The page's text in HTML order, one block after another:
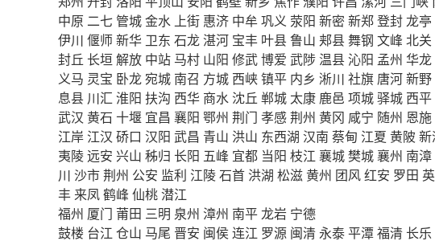
中原 二七 管城金水 上街 惠济 中牟巩义 荥阳 新密 新郑登封龙亭
伊川 偃师新华 卫东 石龙湛河 宝丰 叶县鲁山 郏县舞钢 文峰 北关
封丘 长垣解放 中站 马村 山阳 修武博爱 武陟 温县沁阳 孟州 华龙
义马 灵宝 卧龙宛城 南召 方城 西峡镇平 内乡 淅川 社旗 唐河新野
息县 川汇 淮阳 扶沟 西华 商水 沈丘 郸城 太康 鹿邑 项城驿城 西平
武汉 黄石 十堰 宜昌 襄阳 鄂州 荆门 孝感荆州 黄冈 咸宁 随州 恩施
江岸 江汉 硚口 汉阳 武昌 青山 洪山 东西湖 汉南 蔡甸 江夏 黄陂 新
夷陵远安 兴山 秭归 长阳 五峰 宜都 当阳 枝江 襄城樊城襄州 南漳
川 沙市荆州 公安 监利 江陵石首 洪湖 松滋黄州 团风红安 罗田
丰 来凤鹤峰 仙桃潜江
福州 厦门 莆田 三明 泉州 漳州 南平龙岩 宁德
鼓楼 台江 仓山 马尾 晋安 闽侯连江 罗源 闽清 永泰平潭福清 长乐